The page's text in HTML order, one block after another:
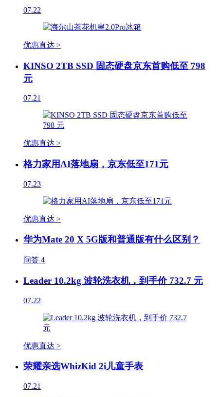
07.22
优惠直达 >
KINSO 2TB SSD 固态硬盘京东首购低至 798
元
07.21
优惠直达 >
格力家用AI落地扇，京东低至171元
07.23
优惠直达 >
华为Mate 20 X 5G版和普通版有什么区别？
问答 4
Leader 10.2kg 波轮洗衣机，到手价 732.7 元
07.22
优惠直达 >
荣耀亲选WhizKid 2i儿童手表
07.21